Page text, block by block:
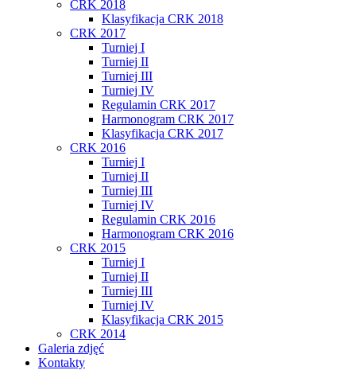
CRK 2018
Klasyfikacja CRK 2018
CRK 2017
Turniej I
Turniej II
Turniej III
Turniej IV
Regulamin CRK 2017
Harmonogram CRK 2017
Klasyfikacja CRK 2017
CRK 2016
Turniej I
Turniej II
Turniej III
Turniej IV
Regulamin CRK 2016
Harmonogram CRK 2016
CRK 2015
Turniej I
Turniej II
Turniej III
Turniej IV
Klasyfikacja CRK 2015
CRK 2014
Galeria zdjęć
Kontakty